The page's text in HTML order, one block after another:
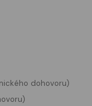
dohovoru)